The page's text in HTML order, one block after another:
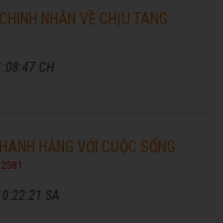
NHẪN VỀ CHỊU TANG
CH
HẰNG VỚI CUỘC SỐNG
SA